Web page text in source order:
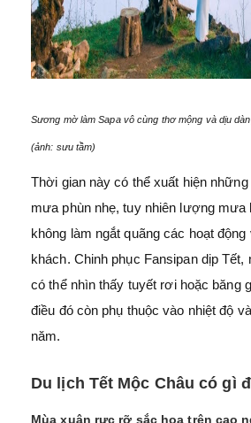
Sương mờ làm Sapa vô cùng thơ mộng và dịu
(ảnh: sưu tầm)
Thời gian này có thể xuất hiện
mưa phùn nhẹ, tuy nhiên lượng mưa
không làm ngắt quãng các hoạt
khách. Chinh phục Fansipan dịp Tết,
có thể nhìn thấy tuyết rơi hoặc băng
điều đó còn phụ thuộc vào nhiệt độ
năm.
Du lịch Tết Mộc Châu có gì
Mùa xuân rực rỡ sắc hoa trên cao